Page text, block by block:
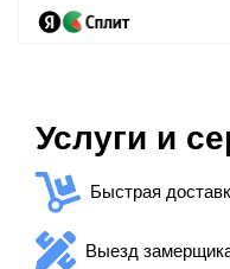
Услуги и
Быстрая
Выезд